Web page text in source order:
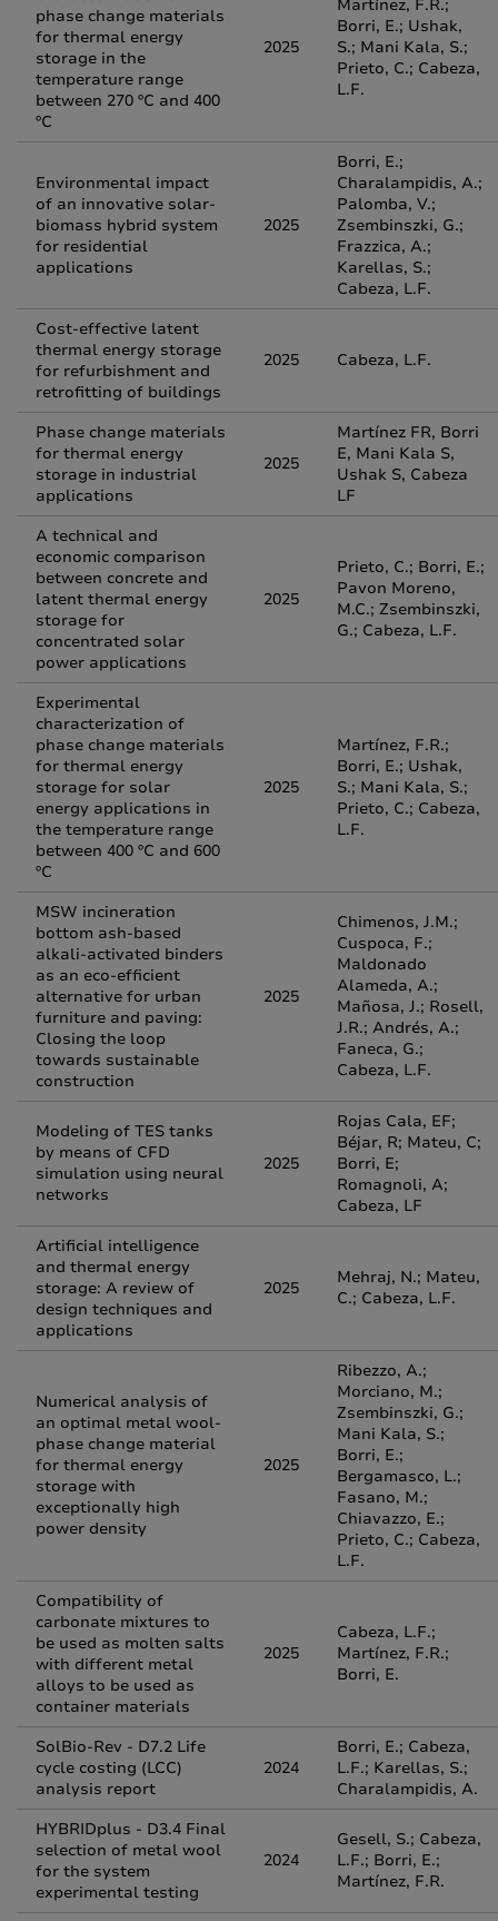
phase change materials
for thermal energy
storage in the
temperature range
between 270 ºC and 400
ºC
2025
Martínez, F.R.;
Borri, E.; Ushak,
S.; Mani Kala, S.;
Prieto, C.; Cabeza,
L.F.
Environmental impact
of an innovative solar-
biomass hybrid system
for residential
applications
2025
Borri, E.;
Charalampidis, A.;
Palomba, V.;
Zsembinszki, G.;
Frazzica, A.;
Karellas, S.;
Cabeza, L.F.
Cost-effective latent
thermal energy storage
for refurbishment and
retrofitting of buildings
2025 Cabeza, L.F.
Phase change materials
for thermal energy
storage in industrial
applications
2025
Martínez FR, Borri
E, Mani Kala S,
Ushak S, Cabeza
LF
A technical and
economic comparison
between concrete and
latent thermal energy
storage for
concentrated solar
power applications
2025
Prieto, C.; Borri, E.;
Pavon Moreno,
M.C.; Zsembinszki,
G.; Cabeza, L.F.
Experimental
characterization of
phase change materials
for thermal energy
storage for solar
energy applications in
the temperature range
between 400 ºC and 600
ºC
2025
Martínez, F.R.;
Borri, E.; Ushak,
S.; Mani Kala, S.;
Prieto, C.; Cabeza,
L.F.
MSW incineration
bottom ash-based
alkali-activated binders
as an eco-efficient
alternative for urban
furniture and paving:
Closing the loop
towards sustainable
construction
2025
Chimenos, J.M.;
Cuspoca, F.;
Maldonado
Alameda, A.;
Mañosa, J.; Rosell,
J.R.; Andrés, A.;
Faneca, G.;
Cabeza, L.F.
Modeling of TES tanks
by means of CFD
simulation using neural
networks
2025
Rojas Cala, EF;
Béjar, R; Mateu, C;
Borri, E;
Romagnoli, A;
Cabeza, LF
Artificial intelligence
and thermal energy
storage: A review of
design techniques and
applications
2025
Mehraj, N.; Mateu,
C.; Cabeza, L.F.
Numerical analysis of
an optimal metal wool-
phase change material
for thermal energy
storage with
exceptionally high
power density
2025
Ribezzo, A.;
Morciano, M.;
Zsembinszki, G.;
Mani Kala, S.;
Borri, E.;
Bergamasco, L.;
Fasano, M.;
Chiavazzo, E.;
Prieto, C.; Cabeza,
L.F.
Compatibility of
carbonate mixtures to
be used as molten salts
with different metal
alloys to be used as
container materials
2025
Cabeza, L.F.;
Martínez, F.R.;
Borri, E.
SolBio-Rev - D7.2 Life
cycle costing (LCC)
analysis report
2024
Borri, E.; Cabeza,
L.F.; Karellas, S.;
Charalampidis, A.
HYBRIDplus - D3.4 Final
selection of metal wool
for the system
experimental testing
2024
Gesell, S.; Cabeza,
L.F.; Borri, E.;
Martínez, F.R.